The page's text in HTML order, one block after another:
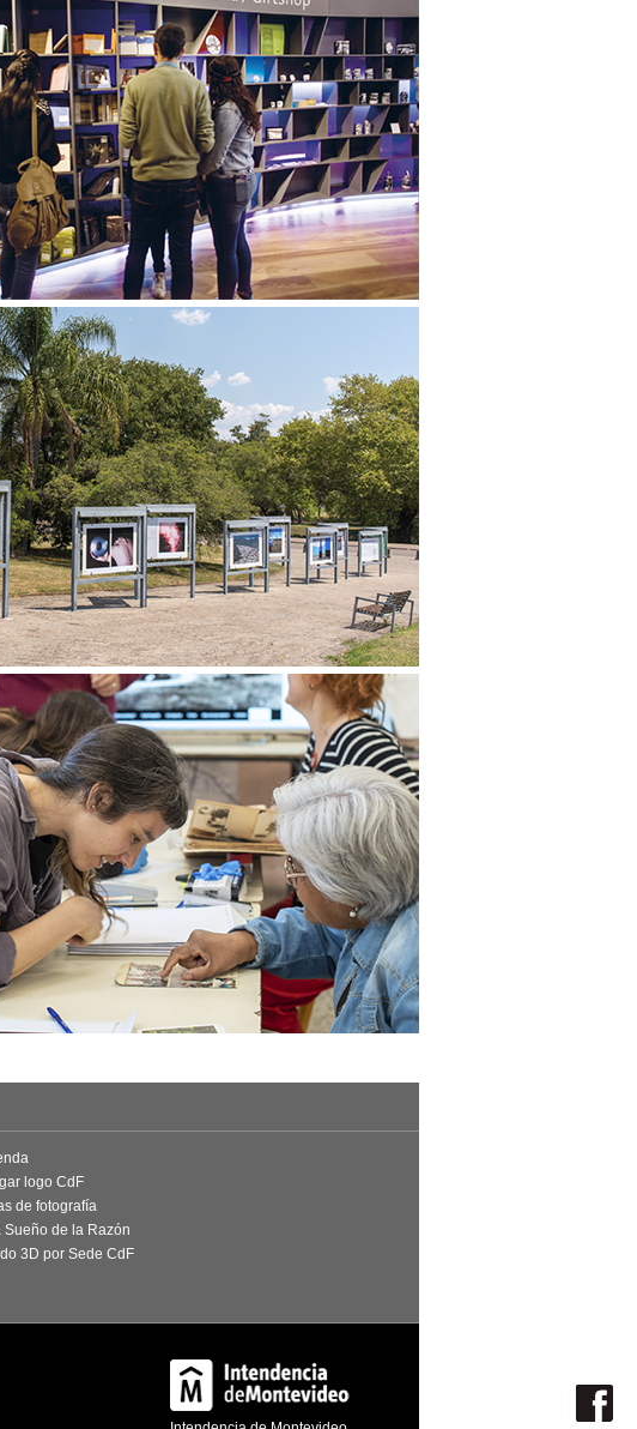
logo CdF
de fotografía
Sueño de la Razón
3D por Sede CdF